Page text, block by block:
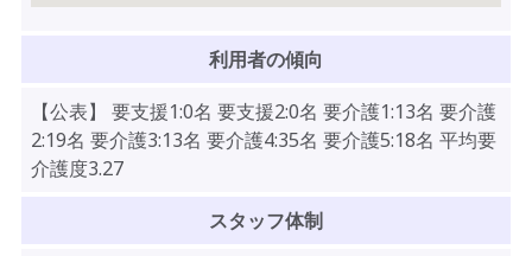
利用者の傾向
【公表】 要支援1:0名 要支援2:0名 要介護1:13名 要介護
2:19名 要介護3:13名 要介護4:35名 要介護5:18名 平均要
介護度3.27
スタッフ体制